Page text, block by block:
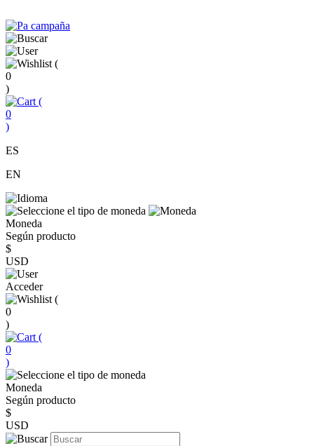
(
0
)
(
0
)
ES
EN
Moneda
Según producto
$
USD
Acceder
(
0
)
(
0
)
Moneda
Según producto
$
USD